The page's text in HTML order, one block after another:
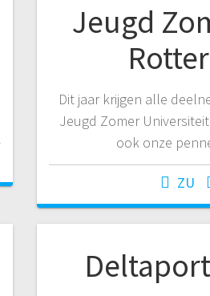
Jeugd
Dit jaar krijgen alle
Jeugd Zomer
ook onze
ZU